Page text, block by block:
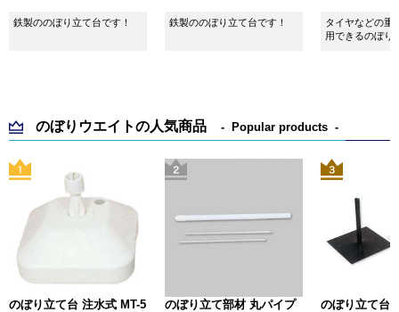
鉄製ののぼり立て台です！ 鉄製ののぼり立て台です！
タイヤなどの重
用できるのぼり
のぼりウエイトの人気商品 Popular products
のぼり立て台 注水式 MT-5
のぼり立て部材 丸パイプ
のぼり立て台